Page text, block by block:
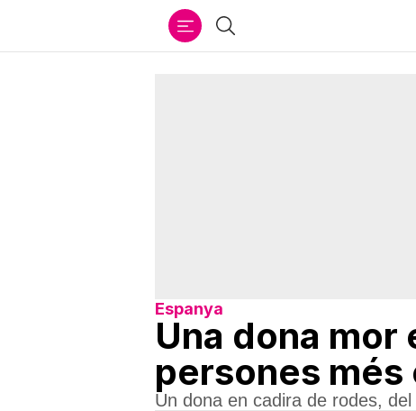
Cercar
Espanya
Una dona mor
persones
Un dona en cadira de rodes,